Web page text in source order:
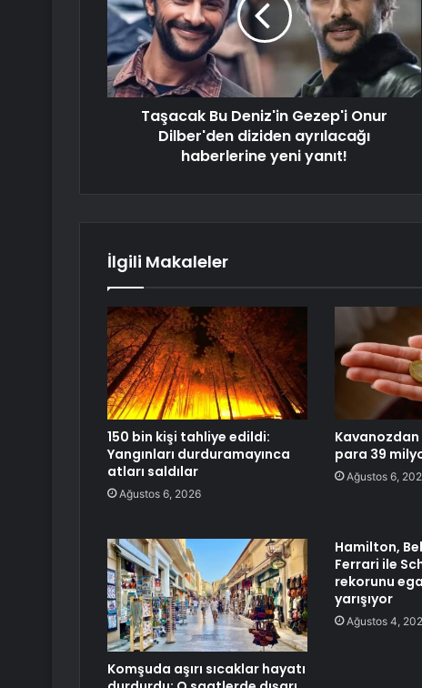
Taşacak Bu Deniz'in Gezep'i Onur
Dilber'den diziden ayrılacağı
haberlerine yeni yanıt!
İlgili Makaleler
150 bin kişi tahliye edildi:
Yangınları durduramayınca
atları saldılar
Ağustos 6, 2026
Kavanozdan
para 39
Ağustos 6,
Komşuda aşırı sıcaklar hayatı
Hamilton,
Ferrari ile
rekorunu
yarışıyor
Ağustos 4,